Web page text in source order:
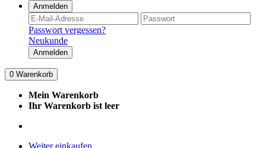
Anmelden
Passwort vergessen?
Neukunde
Anmelden
0 Warenkorb
Mein Warenkorb
Ihr Warenkorb ist leer
Weiter einkaufen